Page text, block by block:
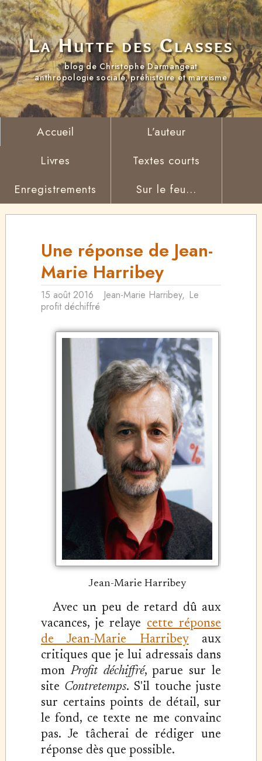
La Hutte des Classes
blog de Christophe Darmangeat
anthropologie sociale, préhistoire et marxisme
Accueil
L’auteur
Livres
Textes courts
Enregistrements
Sur le feu...
Une réponse de Jean-
Marie Harribey
15 août 2016 Jean-Marie Harribey, Le
profit déchiffré
Jean-Marie Harribey
Avec un peu de retard dû aux
vacances, je relaye cette réponse
de Jean-Marie Harribeyaux
critiques que je lui adressais dans
monProfit déchiffré, parue sur le
site Contretemps. S'il touche juste
sur certains points de détail, sur
le fond, ce texte ne me convainc
pas. Je tâcherai de rédiger une
réponse dès que possible.